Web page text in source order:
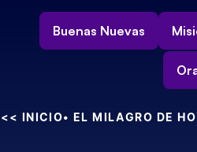
Buenas Nuevas
<< INICIO• EL MILAGRO DE